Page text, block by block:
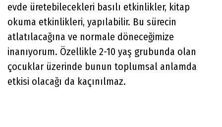
evde üretebilecekleri basılı etkinlikler, kitap
okuma etkinlikleri, yapılabilir. Bu sürecin
atlatılacağına ve normale döneceğimize
inanıyorum. Özellikle 2-10 yaş grubunda olan
çocuklar üzerinde bunun toplumsal anlamda
etkisi olacağı da kaçınılmaz.